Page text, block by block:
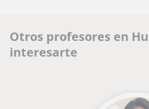
Otros profesores en
interesarte